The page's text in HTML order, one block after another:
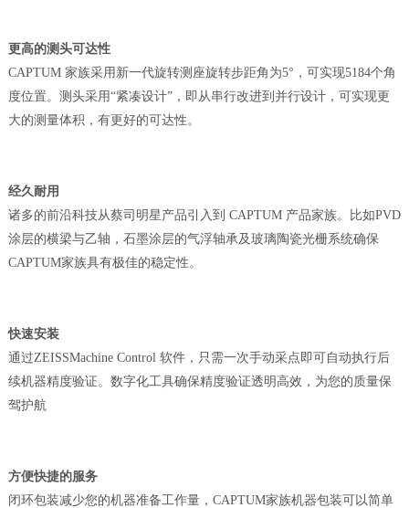
更高的测头可达性
CAPTUM 家族采用新一代旋转测座旋转步距角为5°，可实现5184个角
度位置。测头采用“紧凑设计”，即从串行改进到并行设计，可实现更
大的测量体积，有更好的可达性。
经久耐用
诸多的前沿科技从蔡司明星产品引入到 CAPTUM 产品家族。比如PVD
涂层的横梁与乙轴，石墨涂层的气浮轴承及玻璃陶瓷光栅系统确保
CAPTUM家族具有极佳的稳定性。
快速安装
通过ZEISSMachine Control 软件，只需一次手动采点即可自动执行后
续机器精度验证。数字化工具确保精度验证透明高效，为您的质量保
驾护航
方便快捷的服务
闭环包装减少您的机器准备工作量， CAPTUM家族机器包装可以简单